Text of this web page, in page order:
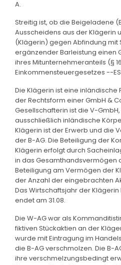
A.
Streitig ist, ob die Beigeladene
Ausscheidens aus der Klägerin
(Klägerin) gegen Abfindung mit
ergänzender Barleistung einen
ihres Mitunternehmeranteils (§
Einkommensteuergesetzes --
Die Klägerin ist eine
der Rechtsform einer GmbH &
Gesellschafterin ist die V-
ausschließlich inländische
Klägerin ist der Erwerb und die
der B-AG. Die Beteiligung der
Klägerin erfolgt durch
in das Gesamthandsvermögen
Beteiligung am Vermögen der
der Anzahl der eingebrachten
Das Wirtschaftsjahr der Klägerin
endet am 31.08.
Die W-AG war als
fiktiven Stückaktien an der
wurde mit Eintragung im
die B-AG verschmolzen. Die B-
ihre verschmelzungsbedingt